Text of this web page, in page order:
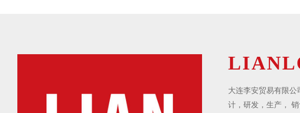
大连李安贸易有限公
计，研发，生产，